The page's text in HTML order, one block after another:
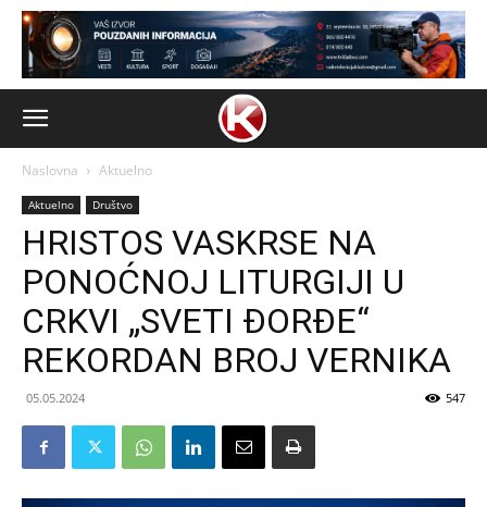
Naslovna Aktuelno
Aktuelno Društvo
HRISTOS VASKRSE NA
PONOĆNOJ LITURGIJI U
CRKVI „SVETI ĐORĐE“
REKORDAN BROJ VERNIKA
05.05.2024 547